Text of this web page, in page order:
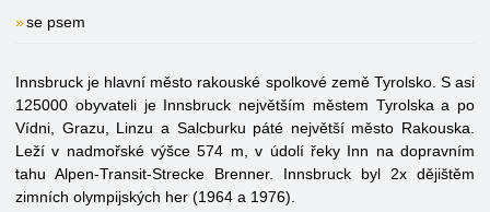
se psem
Innsbruck je hlavní město rakouské spolkové země Tyrolsko. S asi
125000 obyvateli je Innsbruck největším městem Tyrolska a po
Vídni, Grazu, Linzu a Salcburku páté největší město Rakouska.
Leží v nadmořské výšce 574 m, v údolí řeky Inn na dopravním
tahu Alpen-Transit-Strecke Brenner. Innsbruck byl 2x dějištěm
zimních olympijských her (1964 a 1976).